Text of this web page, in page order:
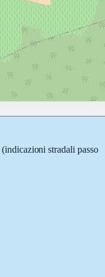
(indicazioni stradali passo